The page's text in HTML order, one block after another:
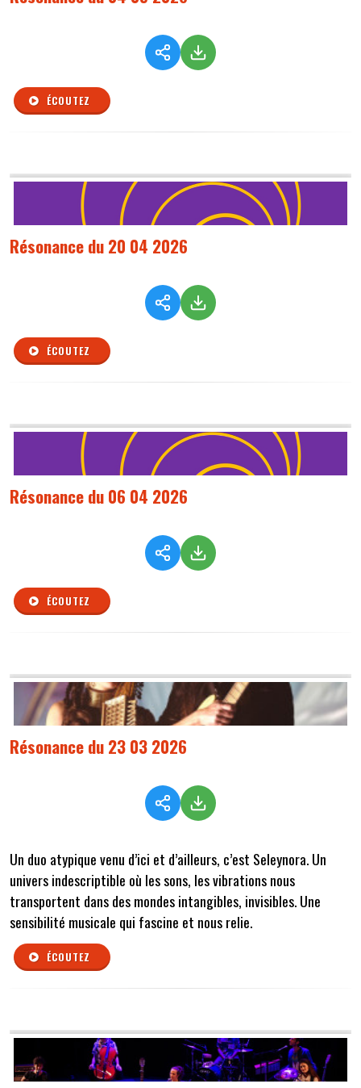
ÉCOUTEZ
Résonance du 20 04 2026
ÉCOUTEZ
Résonance du 06 04 2026
ÉCOUTEZ
Résonance du 23 03 2026
Un duo atypique venu d’ici et d’ailleurs, c’est Seleynora. Un
univers indescriptible où les sons, les vibrations nous
transportent dans des mondes intangibles, invisibles. Une
sensibilité musicale qui fascine et nous relie.
ÉCOUTEZ